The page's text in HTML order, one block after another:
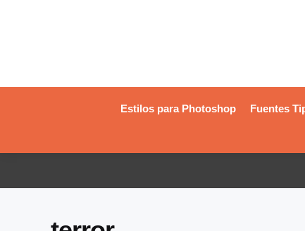
Estilos para Photoshop Fuentes